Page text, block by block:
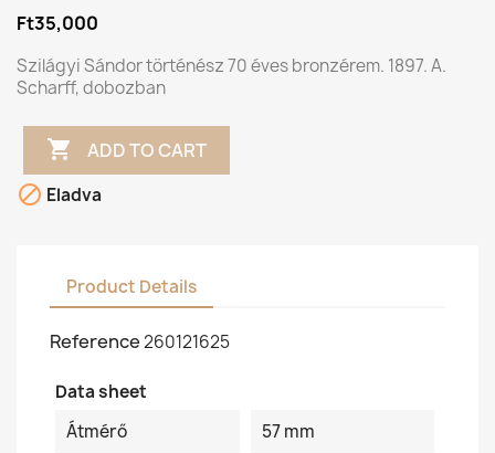
Ft35,000
Szilágyi Sándor történész 70 éves bronzérem. 1897. A.
Scharff, dobozban
 ADD TO CART
 Eladva
Product Details
Reference260121625
Data sheet
Átmérő
57 mm